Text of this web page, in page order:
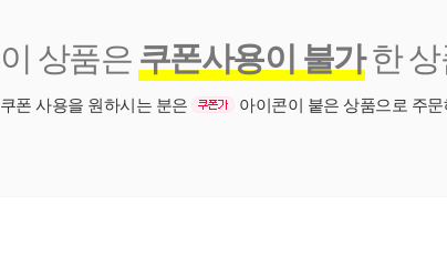
이 상품은 쿠폰사용이 불가한 상
쿠폰 사용을 원하시는 분은 아이콘이 붙은 상품으로 주문